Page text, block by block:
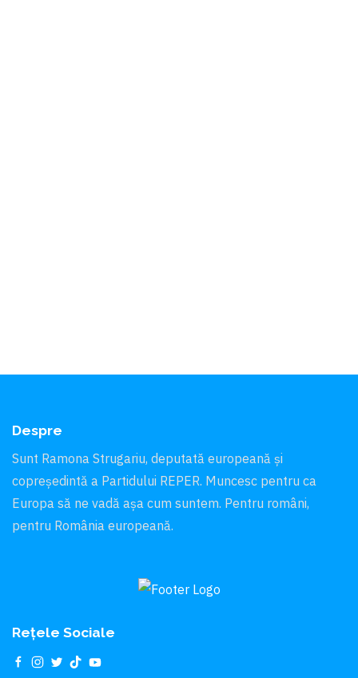
Despre
Sunt Ramona Strugariu, deputată europeană și
copreședintă a Partidului REPER. Muncesc pentru ca
Europa să ne vadă aşa cum suntem. Pentru români,
pentru România europeană.
Rețele Sociale